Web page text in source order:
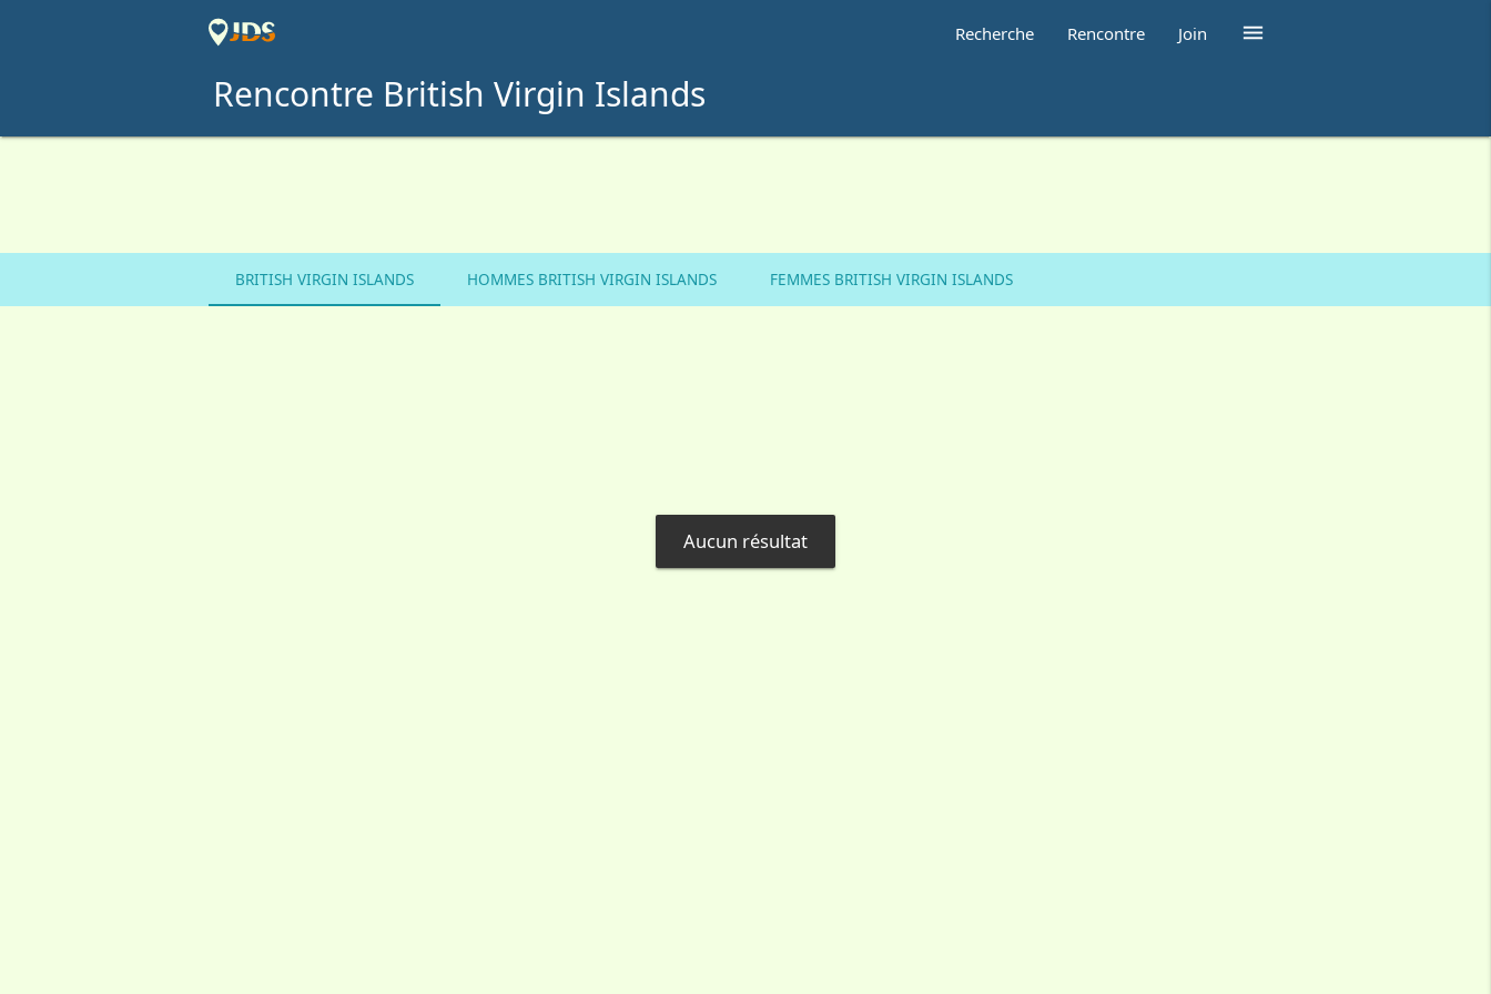

Recherche Rencontre Join
Rencontre British Virgin Islands
BRITISH VIRGIN ISLANDS HOMMES BRITISH VIRGIN ISLANDS FEMMES BRITISH VIRGIN ISLANDS
Aucun résultat